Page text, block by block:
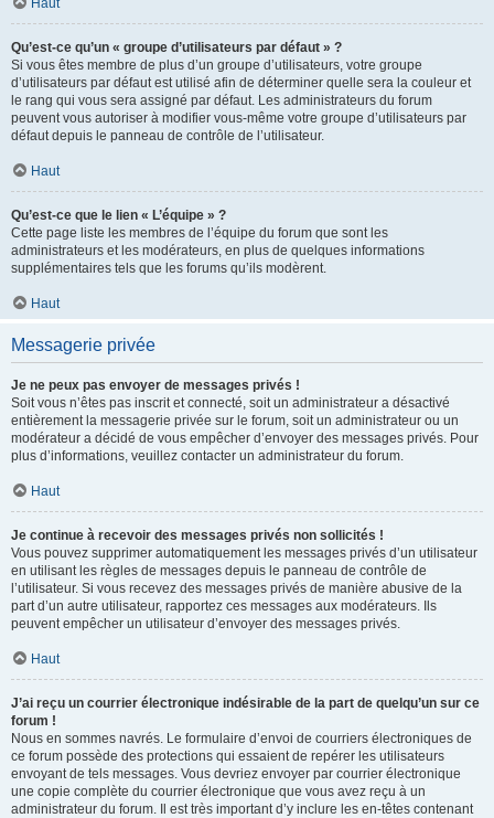
Haut
Qu’est-ce qu’un « groupe d’utilisateurs par défaut » ?
Si vous êtes membre de plus d’un groupe d’utilisateurs, votre groupe
d’utilisateurs par défaut est utilisé afin de déterminer quelle sera la couleur et
le rang qui vous sera assigné par défaut. Les administrateurs du forum
peuvent vous autoriser à modifier vous-même votre groupe d’utilisateurs par
défaut depuis le panneau de contrôle de l’utilisateur.
Haut
Qu’est-ce que le lien « L’équipe » ?
Cette page liste les membres de l’équipe du forum que sont les
administrateurs et les modérateurs, en plus de quelques informations
supplémentaires tels que les forums qu’ils modèrent.
Haut
Messagerie privée
Je ne peux pas envoyer de messages privés !
Soit vous n’êtes pas inscrit et connecté, soit un administrateur a désactivé
entièrement la messagerie privée sur le forum, soit un administrateur ou un
modérateur a décidé de vous empêcher d’envoyer des messages privés. Pour
plus d’informations, veuillez contacter un administrateur du forum.
Haut
Je continue à recevoir des messages privés non sollicités !
Vous pouvez supprimer automatiquement les messages privés d’un utilisateur
en utilisant les règles de messages depuis le panneau de contrôle de
l’utilisateur. Si vous recevez des messages privés de manière abusive de la
part d’un autre utilisateur, rapportez ces messages aux modérateurs. Ils
peuvent empêcher un utilisateur d’envoyer des messages privés.
Haut
J’ai reçu un courrier électronique indésirable de la part de quelqu’un sur ce
forum !
Nous en sommes navrés. Le formulaire d’envoi de courriers électroniques de
ce forum possède des protections qui essaient de repérer les utilisateurs
envoyant de tels messages. Vous devriez envoyer par courrier électronique
une copie complète du courrier électronique que vous avez reçu à un
administrateur du forum. Il est très important d’y inclure les en-têtes contenant